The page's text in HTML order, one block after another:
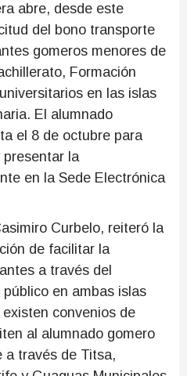
abre, desde este
del bono transporte
gomeros menores de
Formación
en las islas
El alumnado
el 8 de octubre para
la
en la Sede Electrónica
Curbelo, reiteró la
de facilitar la
a través del
en ambas islas
convenios de
al alumnado gomero
a través de Titsa,